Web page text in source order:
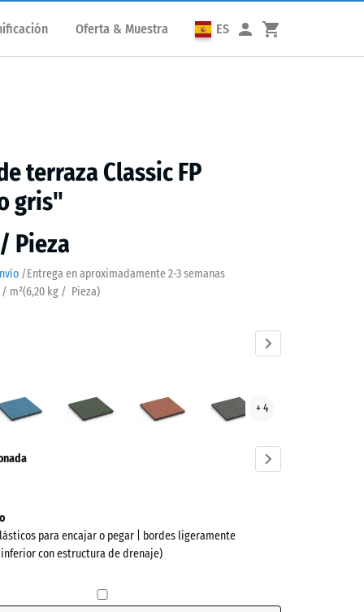
Oferta & Muestra ES
terraza Classic FP
gris"
Pieza
/Entrega en aproximadamente2-3 semanas
/ m²(6,20 kg / Pieza)
inglés
gris
+ 4
para encajar o pegar | bordes ligeramente
con estructura de drenaje)